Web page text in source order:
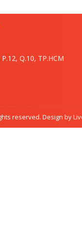
Q.10, TP.HCM
reserved. Design by